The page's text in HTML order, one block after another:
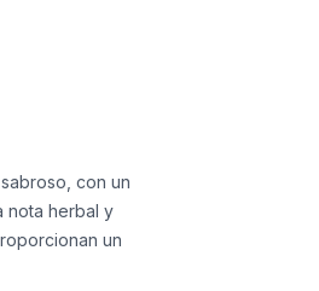
con un
nota herbal y
un